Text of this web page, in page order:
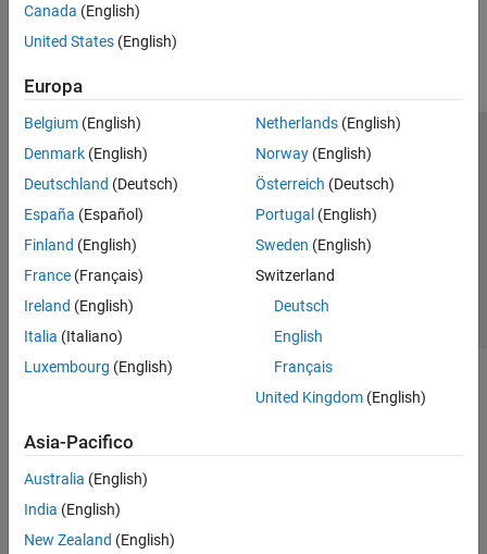
Canada (English)
United States (English)
Europa
Belgium (English)
Denmark (English)
Deutschland (Deutsch)
España (Español)
Finland (English)
France (Français)
Ireland (English)
Italia (Italiano)
Luxembourg (English)
Netherlands(English)
Norway(English)
Österreich (Deutsch)
Portugal (English)
Sweden (English)
Switzerland
Deutsch
English
Français
United Kingdom(English)
Asia-Pacifico
Australia (English)
India (English)
New Zealand (English)
Centro di fiducia
Informativa sulla privacy
Antipirateria
Stato dell'applicazione
Contatti
© 1994-2026 The MathWorks, Inc.